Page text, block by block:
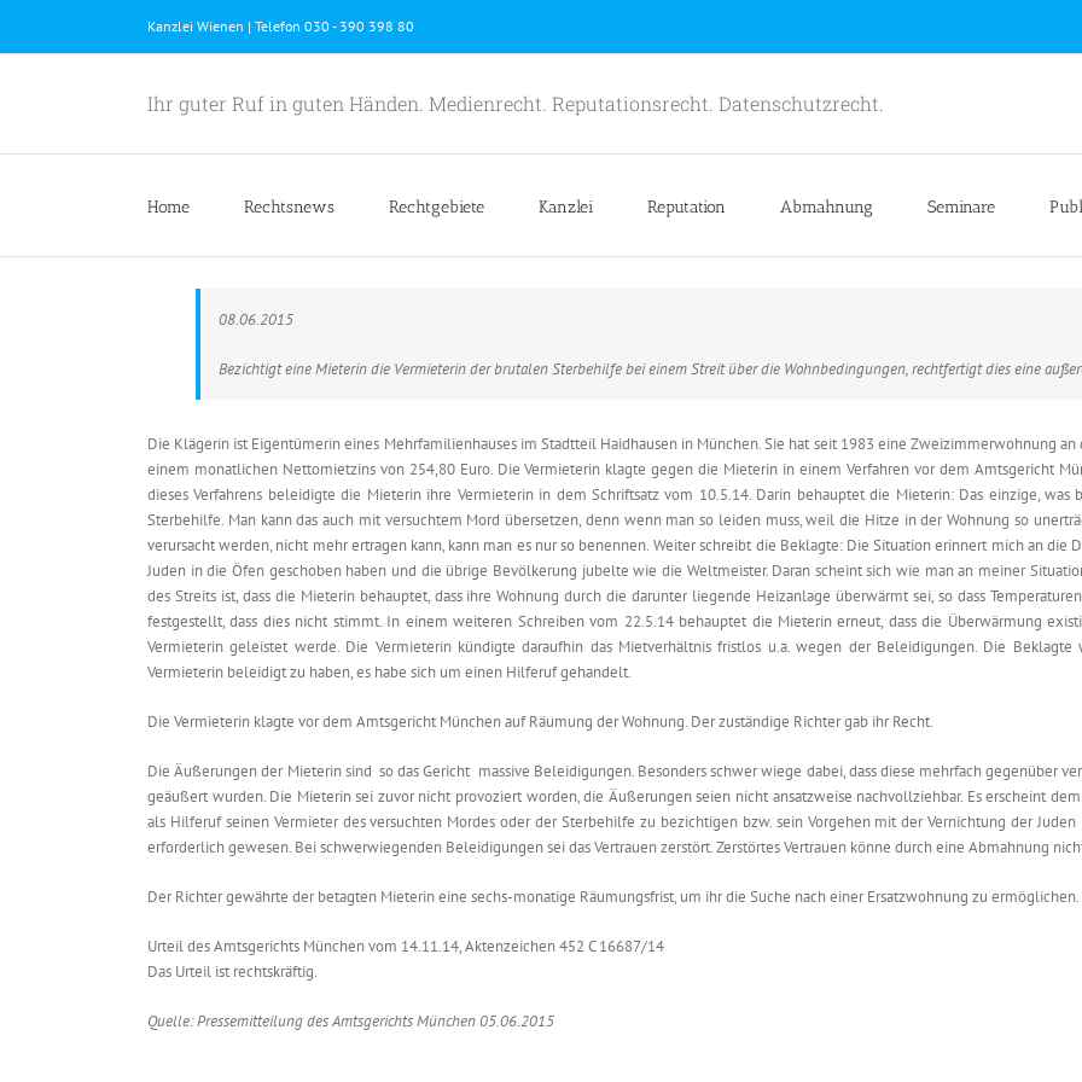
Kanzlei Wienen | Telefon 030 - 390 398 80
Ihr guter Ruf in guten Händen. Medienrecht. Reputationsrecht. Datenschutzrecht.
Home Rechtsnews Rechtgebiete Kanzlei Reputation Abmahnung Seminare
08.06.2015
Bezichtigt eine Mieterin die Vermieterin der brutalen Sterbehilfe bei einem Streit über die Wohnbedingungen, rechtfertigt dies eine
Die Klägerin ist Eigentümerin eines Mehrfamilienhauses im Stadtteil Haidhausen in München. Sie hat seit 1983 eine Zweizimmerwohnung
einem monatlichen Nettomietzins von 254,80 Euro. Die Vermieterin klagte gegen die Mieterin in einem Verfahren vor dem Amtsgericht
dieses Verfahrens beleidigte die Mieterin ihre Vermieterin in dem Schriftsatz vom 10.5.14. Darin behauptet die Mieterin: Das einzige, was
Sterbehilfe. Man kann das auch mit versuchtem Mord übersetzen, denn wenn man so leiden muss, weil die Hitze in der Wohnung so
verursacht werden, nicht mehr ertragen kann, kann man es nur so benennen. Weiter schreibt die Beklagte: Die Situation erinnert mich an
Juden in die Öfen geschoben haben und die übrige Bevölkerung jubelte wie die Weltmeister. Daran scheint sich wie man an meiner
des Streits ist, dass die Mieterin behauptet, dass ihre Wohnung durch die darunter liegende Heizanlage überwärmt sei, so dass
festgestellt, dass dies nicht stimmt. In einem weiteren Schreiben vom 22.5.14 behauptet die Mieterin erneut, dass die Überwärmung
Vermieterin geleistet werde. Die Vermieterin kündigte daraufhin das Mietverhältnis fristlos u.a. wegen der Beleidigungen. Die
Vermieterin beleidigt zu haben, es habe sich um einen Hilferuf gehandelt.
Die Vermieterin klagte vor dem Amtsgericht München auf Räumung der Wohnung. Der zuständige Richter gab ihr Recht.
Die Äußerungen der Mieterin sind  so das Gericht  massive Beleidigungen. Besonders schwer wiege dabei, dass diese mehrfach gegenüber
geäußert wurden. Die Mieterin sei zuvor nicht provoziert worden, die Äußerungen seien nicht ansatzweise nachvollziehbar. Es erscheint
als Hilferuf seinen Vermieter des versuchten Mordes oder der Sterbehilfe zu bezichtigen bzw. sein Vorgehen mit der Vernichtung der
erforderlich gewesen. Bei schwerwiegenden Beleidigungen sei das Vertrauen zerstört. Zerstörtes Vertrauen könne durch eine Abmahnung
Der Richter gewährte der betagten Mieterin eine sechs-monatige Räumungsfrist, um ihr die Suche nach einer Ersatzwohnung zu ermöglichen.
Urteil des Amtsgerichts München vom 14.11.14, Aktenzeichen 452 C 16687/14
Das Urteil ist rechtskräftig.
Quelle: Pressemitteilung des Amtsgerichts München 05.06.2015